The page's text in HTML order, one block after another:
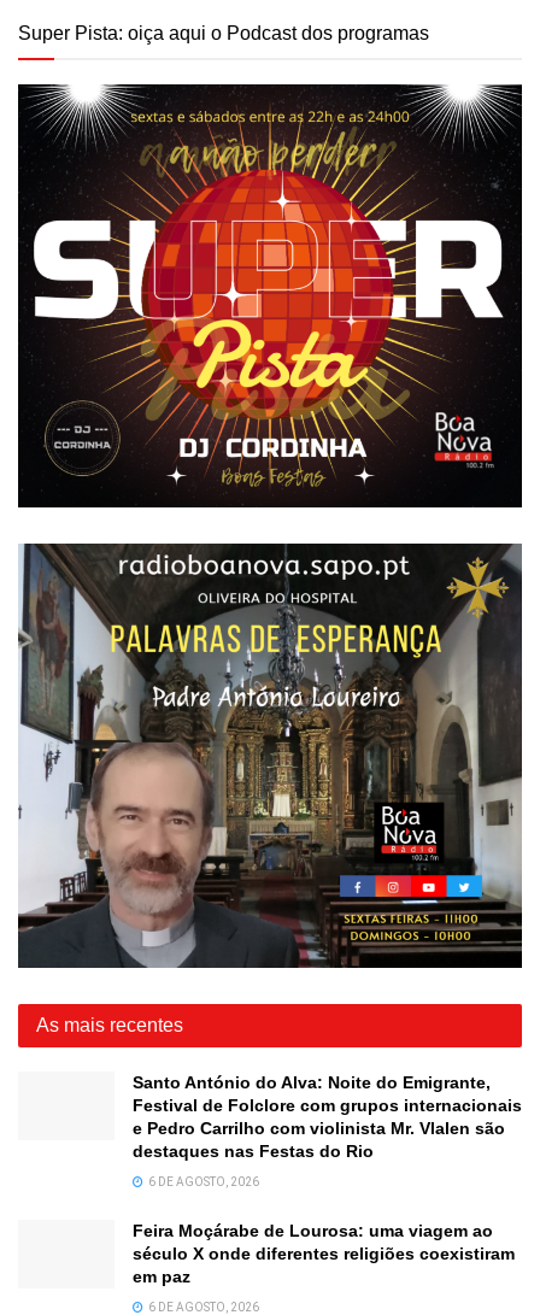
Super Pista: oiça aqui o Podcast dos programas
As mais recentes
Santo António do Alva: Noite do Emigrante,
Festival de Folclore com grupos internacionais
e Pedro Carrilho com violinista Mr. Vlalen são
destaques nas Festas do Rio
6 DE AGOSTO, 2026
Feira Moçárabe de Lourosa: uma viagem ao
século X onde diferentes religiões coexistiram
em paz
6 DE AGOSTO, 2026